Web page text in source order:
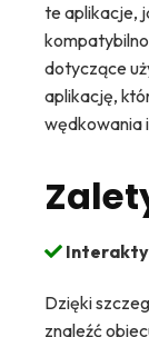
te aplikacje,
dotyczące
aplikację,
wędkowania
Dzięki
znaleźć